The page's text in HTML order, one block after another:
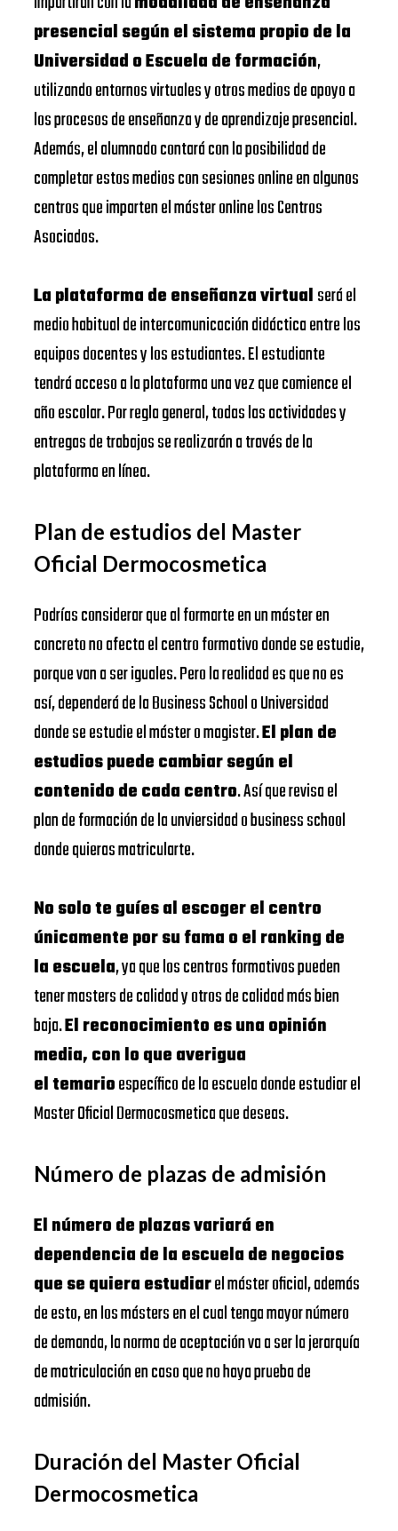
presencial según el sistema propio de la
Universidad o Escuela de formación,
utilizando entornos virtuales y otros medios de apoyo a
los procesos de enseñanza y de aprendizaje presencial.
Además, el alumnado contará con la posibilidad de
completar estos medios con sesiones online en algunos
centros que imparten el máster online los Centros
Asociados.
La plataforma de enseñanza virtualserá el
medio habitual de intercomunicación didáctica entre los
equipos docentes y los estudiantes. El estudiante
tendrá acceso a la plataforma una vez que comience el
año escolar. Por regla general, todas las actividades y
entregas de trabajos se realizarán a través de la
plataforma en línea.
Plan de estudios del Master
Oficial Dermocosmetica
Podrías considerar que al formarte en un máster en
concreto no afecta el centro formativo donde se estudie,
porque van a ser iguales. Pero la realidad es que no es
así, dependerá de la Business School o Universidad
donde se estudie el máster o magister.El plan de
estudios puede cambiar según el
contenido de cada centro. Así que revisa el
plan de formación de la unviersidad o business school
donde quieras matricularte.
No solo te guíes al escoger el centro
únicamente por su fama o el ranking de
la escuela, ya que los centros formativos pueden
tener masters de calidad y otros de calidad más bien
baja.El reconocimiento es una opinión
media, con lo que averigua
el temarioespecífico de la escuela donde estudiar el
Master Oficial Dermocosmetica que deseas.
Número de plazas de admisión
El número de plazas variará en
dependencia de la escuela de negocios
que se quiera estudiarel máster oficial, además
de esto, en los másters en el cual tenga mayor número
de demanda, la norma de aceptación va a ser la jerarquía
de matriculación en caso que no haya prueba de
admisión.
Duración del Master Oficial
Dermocosmetica